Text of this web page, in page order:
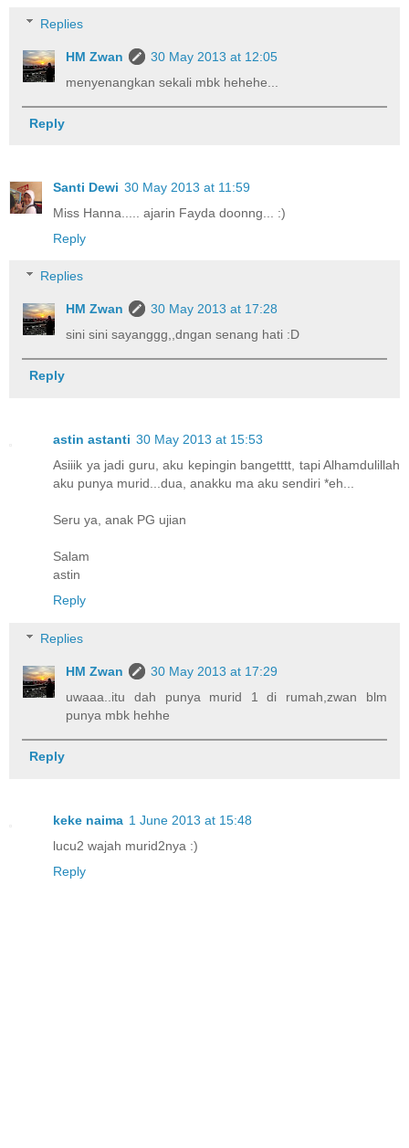
Replies
HM Zwan
30 May 2013 at 12:05
menyenangkan sekali mbk hehehe...
Reply
Santi Dewi 30 May 2013 at 11:59
Miss Hanna..... ajarin Fayda doonng... :)
Reply
Replies
HM Zwan
30 May 2013 at 17:28
sini sini sayanggg,,dngan senang hati :D
Reply
astin astanti 30 May 2013 at 15:53
Asiiik ya jadi guru, aku kepingin bangetttt, tapi Alhamdulillah
aku punya murid...dua, anakku ma aku sendiri *eh...
Seru ya, anak PG ujian
Salam
astin
Reply
Replies
HM Zwan
30 May 2013 at 17:29
uwaaa..itu dah punya murid 1 di rumah,zwan blm
punya mbk hehhe
Reply
keke naima 1 June 2013 at 15:48
lucu2 wajah murid2nya :)
Reply